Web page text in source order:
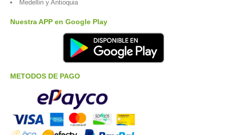
Medellin y Antioquia
Nuestra APP en Google Play
METODOS DE PAGO